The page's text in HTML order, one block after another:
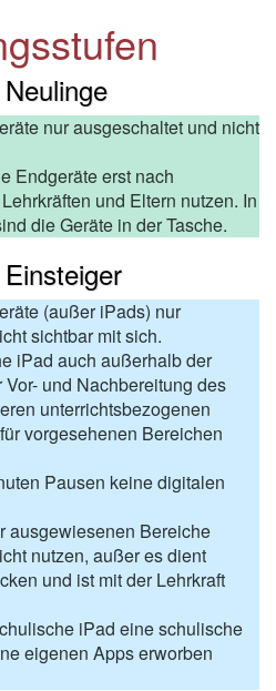
nur ausgeschaltet und nicht
Endgeräte erst nach
und Eltern nutzen. In
die Geräte in der Tasche.
(außer iPads) nur
sichtbar mit sich.
iPad auch außerhalb der
und Nachbereitung des
unterrichtsbezogenen
vorgesehenen Bereichen
Pausen keine digitalen
ausgewiesenen Bereiche
nutzen, außer es dient
und ist mit der Lehrkraft
iPad eine schulische
eigenen Apps erworben